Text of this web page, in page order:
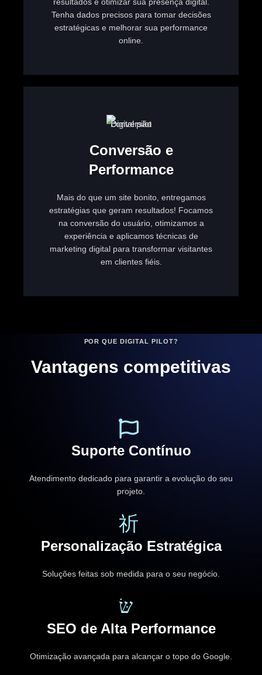
Tenha dados precisos para tomar decisões
estratégicas e melhorar sua performance
online.
Conversão e
Performance
Mais do que um site bonito, entregamos
estratégias que geram resultados! Focamos
na conversão do usuário, otimizamos a
experiência e aplicamos técnicas de
marketing digital para transformar visitantes
em clientes fiéis.
POR QUE DIGITAL PILOT?
Vantagens competitivas
Suporte Contínuo
Atendimento dedicado para garantir a evolução do seu
projeto.
Personalização Estratégica
Soluções feitas sob medida para o seu negócio.
SEO de Alta Performance
Otimização avançada para alcançar o topo do Google.